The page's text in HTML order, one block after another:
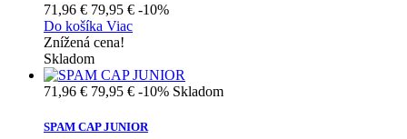
71,96 € 79,95 € -10%
Do košíka Viac
Znížená cena!
Skladom
71,96 € 79,95 € -10% Skladom
SPAM CAP JUNIOR